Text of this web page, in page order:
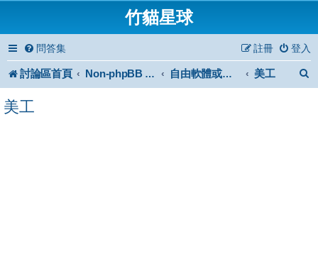
竹貓星球
問答集 登入
註冊
討論區首頁 Non-phpBB specific 自由軟體或免費軟體 美工
美工